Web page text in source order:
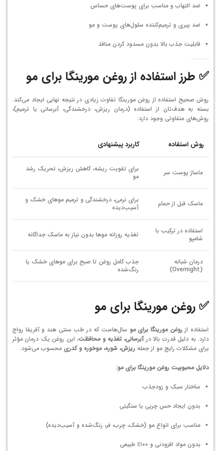
ضد التهاب و مناسب برای پوست‌های حساس
ضد پیری و ترمیم‌کننده سلول‌های پوست و مو
قابلیت جذب بالا بدون مسدود کردن منافذ
✅ طرز استفاده از روغن مورینگا برای مو
روش صحیح استفاده از روغن مورینگا تفاوت زیادی در نتیجه نهایی ایجاد می‌کند.
بسته به هدف‌تان از استفاده (درمان ریزش، درخشندگی، آبرسانی یا ترمیم)،
روش‌های متفاوتی وجود دارد:
روش استفاده کاربرد پیشنهادی
ماساژ پوست سر
برای تقویت ریشه، کاهش ریزش، تحریک رشد
مو
ماسک قبل از حمام
برای نرمی، درخشندگی و ترمیم موهای خشک و
آسیب‌دیده
استفاده در ترکیب با
شامپو
تغذیه روزانه موها بدون نیاز به ماسک جداگانه
درمان شبانه
(Overnight)
جذب کامل روغن تا صبح برای موهای خشک یا
رنگ‌شده
✅ روغن مورینگا برای مو
استفاده ازروغن مورینگا برای مو سال‌هاست که در طب سنتی هند و آفریقا رواج
دارد. به دلیل قدرت بالا درآبرسانی، تغذیه و محافظت، این روغن یک درمان مؤثر
برای مشکلات رایج مو از جمله ریزش، شوره، موخوره و کدری محسوب می‌شود.
دلایل محبوبیت روغن مورینگا برای مو:
ساختار سبک و زودجذب
بدون ایجاد حس چربی یا سنگینی
مناسب برای انواع مو (خشک، چرب، فر، رنگ‌شده و آسیب‌دیده)
بدون مواد افزودنی و ۱۰۰٪ طبیعی